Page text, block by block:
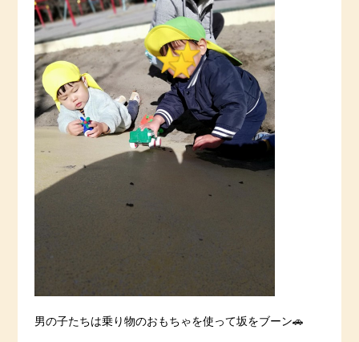
男の子たちは乗り物のおもちゃを使って坂をブーン🚗